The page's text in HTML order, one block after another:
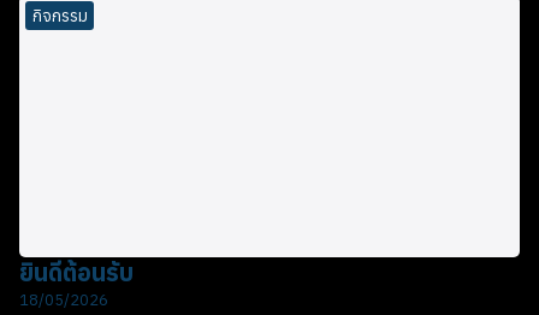
กิจกรรม
ยินดีต้อนรับ
18/05/2026